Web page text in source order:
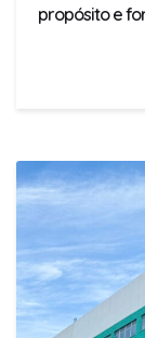
propósito e